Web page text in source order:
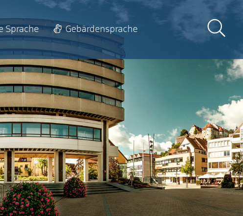
Sprache Gebärdensprache